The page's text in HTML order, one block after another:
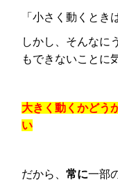
「小さく動くとき
しかし、そんなに
もできないことに
大きく動くかどう
い
だから、常に一部